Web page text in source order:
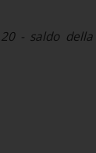
- saldo